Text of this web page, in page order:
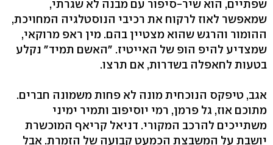
שפתיים, הוא שיר-סיפור עם מבנה לא שגרתי,
שמאפשר לאוז לרקוח את רכיבי הנוסטלגיה המחויכת,
ההומור והרגש שהוא מצטיין בהם. מין ראפ מרוקאי,
שמצדיע להיפ הופ של האייטיז. "האשם תמיד" נקלע
בטעות לחאפלה בשדרות, אם תרצו.
אגב, טיפקס הנוכחית מונה לא פחות משמונה חברים.
מתוכם אוז, גל פרמן, רמי יוסיפוב ותמיר ימיני
משתייכים להרכב המקורי. דניאל קריאף המוכשרת
יושבת על המשבצת הכמעט קבועה של הזמרת. אבל